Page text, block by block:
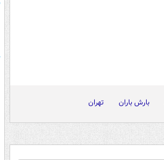
بارش باران تهران